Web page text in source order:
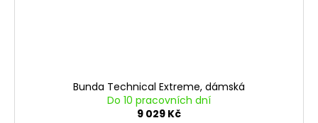
Bunda Technical Extreme, dámská
Do 10 pracovních dní
9 029 Kč